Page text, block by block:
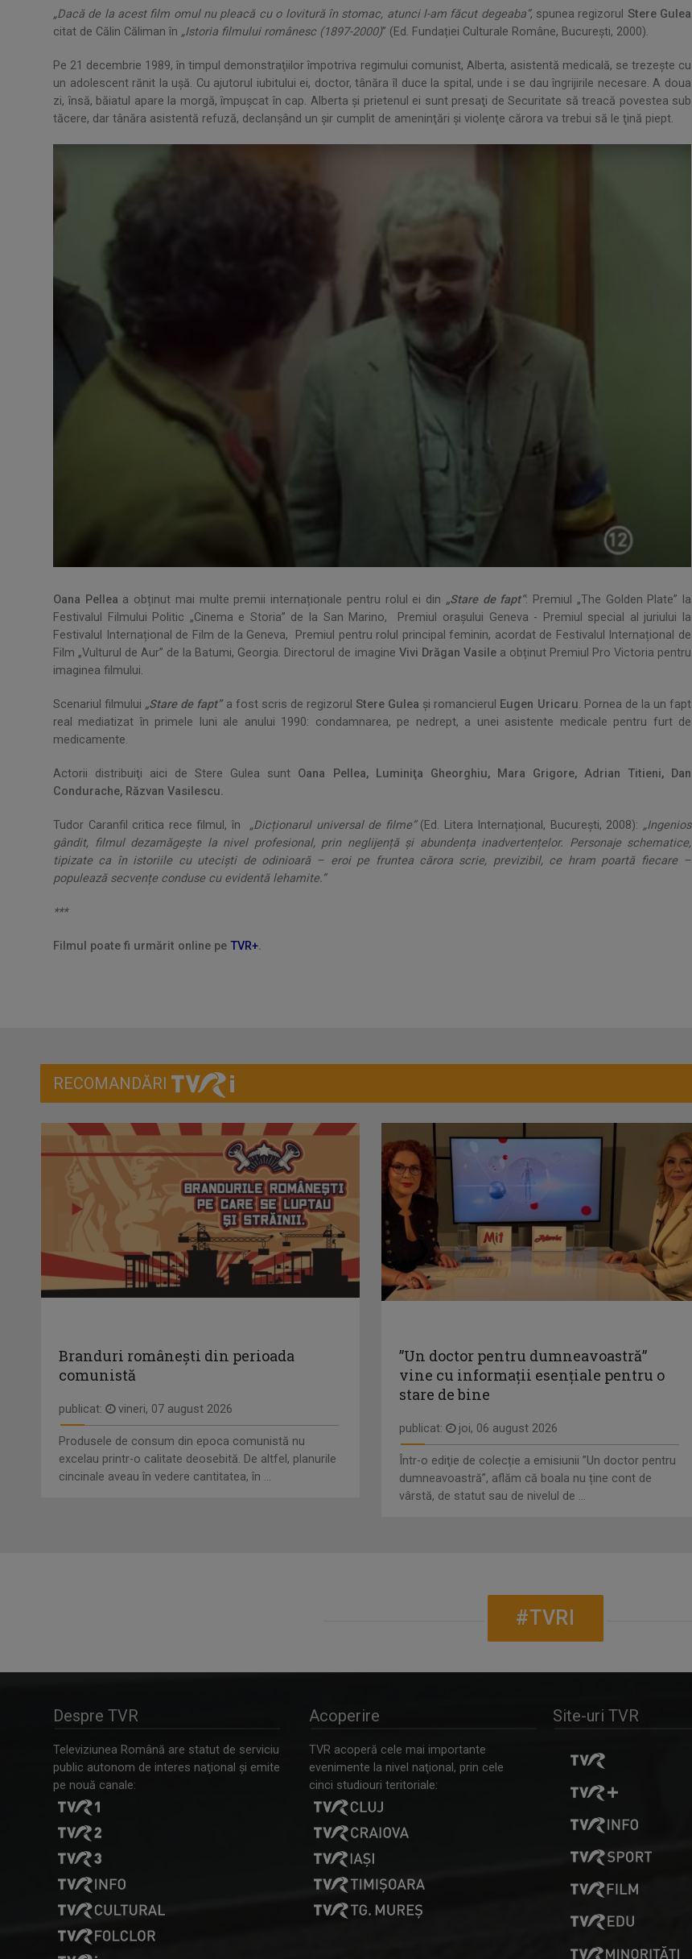
„Dacă de la acest film omul nu pleacă cu o lovitură în stomac, atunci l-am făcut degeaba”, spunea regizorul Stere Gulea
citat de Călin Căliman în „Istoria filmului românesc (1897-2000)” (Ed. Fundației Culturale Române, București, 2000).
Pe 21 decembrie 1989, în timpul demonstraţiilor împotriva regimului comunist, Alberta, asistentă medicală, se trezeşte cu
un adolescent rănit la uşă. Cu ajutorul iubitului ei, doctor, tânăra îl duce la spital, unde i se dau îngrijirile necesare. A doua
zi, însă, băiatul apare la morgă, împuşcat în cap. Alberta şi prietenul ei sunt presaţi de Securitate să treacă povestea sub
tăcere, dar tânăra asistentă refuză, declanşând un şir cumplit de ameninţări şi violenţe cărora va trebui să le ţină piept.
Oana Pellea a obținut mai multe premii internaționale pentru rolul ei din „Stare de fapt”: Premiul „The Golden Plate” la
Festivalul Filmului Politic „Cinema e Storia” de la San Marino, Premiul orașului Geneva - Premiul special al juriului la
Festivalul Internațional de Film de la Geneva, Premiul pentru rolul principal feminin, acordat de Festivalul Internațional de
Film „Vulturul de Aur” de la Batumi, Georgia. Directorul de imagine Vivi Drăgan Vasilea obținut Premiul Pro Victoria pentru
imaginea filmului.
Scenariul filmului „Stare de fapt” a fost scris de regizorul Stere Gulea și romancierul Eugen Uricaru. Pornea de la un fapt
real mediatizat în primele luni ale anului 1990: condamnarea, pe nedrept, a unei asistente medicale pentru furt de
medicamente.
Actorii distribuiţi aici de Stere Gulea sunt Oana Pellea, Luminiţa Gheorghiu, Mara Grigore, Adrian Titieni, Dan
Condurache, Răzvan Vasilescu.
Tudor Caranfil critica rece filmul, în „Dicționarul universal de filme”(Ed. Litera Internațional, București, 2008): „Ingenios
gândit, filmul dezamăgește la nivel profesional, prin neglijență și abundența inadvertențelor. Personaje schematice,
tipizate ca în istoriile cu uteciști de odinioară – eroi pe fruntea cărora scrie, previzibil, ce hram poartă fiecare –
populează secvențe conduse cu evidentă lehamite.”
***
Filmul poate fi urmărit online pe TVR+.
RECOMANDĂRI
Branduri românești din perioada
comunistă
publicat: vineri, 07 august 2026
Produsele de consum din epoca comunistă nu
excelau printr-o calitate deosebită. De altfel, planurile
cincinale aveau în vedere cantitatea, în ...
”Un doctor pentru dumneavoastră”
vine cu informații esențiale pentru o
stare de bine
publicat: joi, 06 august 2026
Într-o ediţie de colecție a emisiunii ”Un doctor pentru
dumneavoastră”, aflăm că boala nu ține cont de
vârstă, de statut sau de nivelul de ...
#TVRI
Despre TVR
Televiziunea Română are statut de serviciu
public autonom de interes naţional şi emite
pe nouă canale:
Acoperire
TVR acoperă cele mai importante
evenimente la nivel naţional, prin cele
cinci studiouri teritoriale:
Site-uri TVR